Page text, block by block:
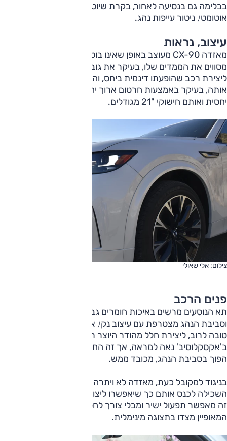
בבלימה גם בנסיעה לאחור, בקרת שיוט אדפטיבית, עמעום
אוטומטי, ניטור עייפות נהג.
עיצוב, נראות
מאזדה CX-90 מעוצב באופן שאינו בוטה, הוא נעים לעין והקווים
מסווים את הממדים שלו, בעיקר את גובהו. אותם קווים מכוונים
ליצירת רכב שהופעתו דינמית ביחס, והפרופורציות מחזקות
אותה, בעיקר באמצעות חרטום ארוך יחסית, קורה אחורית קלה
יחסית ואותם חישוקי "21 מגודלים.
צילום: אלי שאולי
פנים הרכב
תא הנוסעים מרשים באיכות חומרים גבוהה וגג זכוכית ענק,
וסביבת הנהג מצטרפת עם עיצוב נקי, אבזור עשיר והנדסת אנוש
טובה לרוב, ליצירת חלל מהודר היוצר רושם מצוין. הריפוד השחור
ב'אקסקלוסיב' נאה למראה, אך זה החום ב'סיגנצ'ר', עם עור
הפוך בסביבת הנהג, מכובד ממש.
בניגוד למקובל כעת, מאזדה לא ויתרה על מתגים חיצוניים אך
השכילה לכנס אותם כך שיאפשרו ליצור סביבת נהג נקייה. מבנה
זה מאפשר תפעול ישיר ומבלי צורך לחפור יותר מדי בצג שמעל
המאופיין מצדו בתצוגה מינימלית.